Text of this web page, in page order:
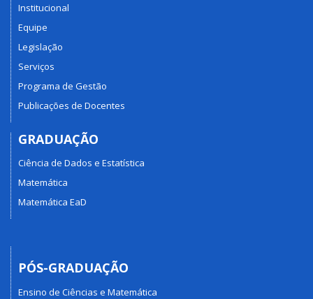
Institucional
Equipe
Legislação
Serviços
Programa de Gestão
Publicações de Docentes
GRADUAÇÃO
Ciência de Dados e Estatística
Matemática
Matemática EaD
PÓS-GRADUAÇÃO
Ensino de Ciências e Matemática